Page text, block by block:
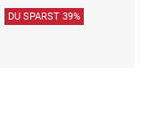
DU SPARST 39%